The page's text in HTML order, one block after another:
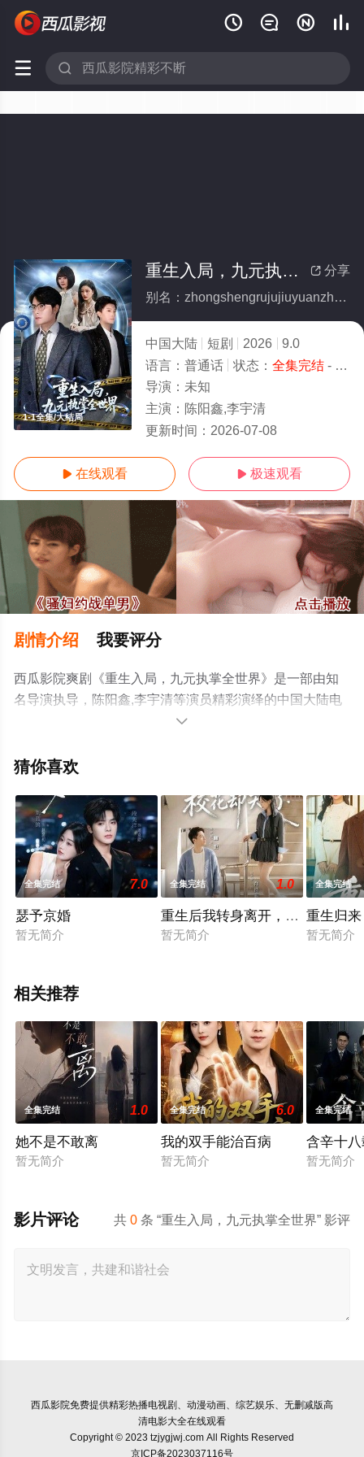
   
 
1-1全集/大结局
 分享
重生入局，九元执掌全世界(全集)
别名：zhongshengrujujiuyuanzhizhangquanshijie
中国大陆 短剧 2026
9.0
语言： 普通话 状态： 全集完结- 免费在线观看
导演： 未知
主演： 陈阳鑫,李宇清
更新时间： 2026-07-08
 在线观看  极速观看
剧情介绍 我要评分
西瓜影院爽剧《重生入局，九元执掌全世界》是一部由知
名导演执导，陈阳鑫,李宇清等演员精彩演绎的中国大陆电
视剧，大结局剧情已揭晓（1-1全集），手机免费观看高清
免费观看，更多剧情信息可移步至豆瓣电视剧、电视猫或

猜你喜欢
全集完结 7.0
瑟予京婚
暂无简介
全集完结 1.0
重生后我转身离开，校花却哭了
暂无简介
全集完结
重生归
暂无简介
相关推荐
全集完结 1.0
她不是不敢离
暂无简介
全集完结 6.0
我的双手能治百病
暂无简介
全集完结
含辛十
暂无简介
共0 条 “重生入局，九元执掌全世界” 影评
影片评论
西瓜影院免费提供精彩热播电视剧、动漫动画、综艺娱乐、无删减版高
清电影大全在线观看
Copyright © 2023 tzjygjwj.com All Rights Reserved
京ICP备2023037116号